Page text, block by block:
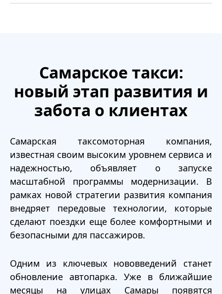
Самарское такси:
новый этап развития и
забота о клиентах
Самарская таксомоторная компания,
известная своим высоким уровнем сервиса и
надежностью, объявляет о запуске
масштабной программы модернизации. В
рамках новой стратегии развития компания
внедряет передовые технологии, которые
сделают поездки еще более комфортными и
безопасными для пассажиров.
Одним из ключевых нововведений станет
обновление автопарка. Уже в ближайшие
месяцы на улицах Самары появятся